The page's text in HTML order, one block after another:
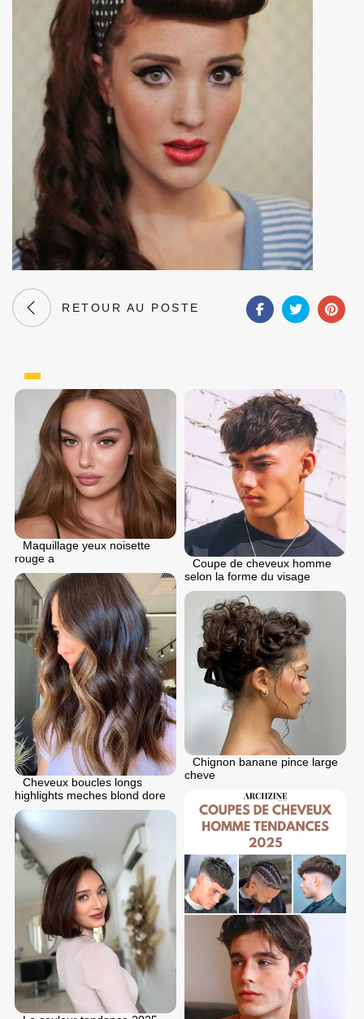
RETOUR AU POSTE
Maquillage yeux noisette
rouge a
Coupe de cheveux homme
selon la forme du visage
Cheveux boucles longs
highlights meches blond dore
Chignon banane pince large
cheve